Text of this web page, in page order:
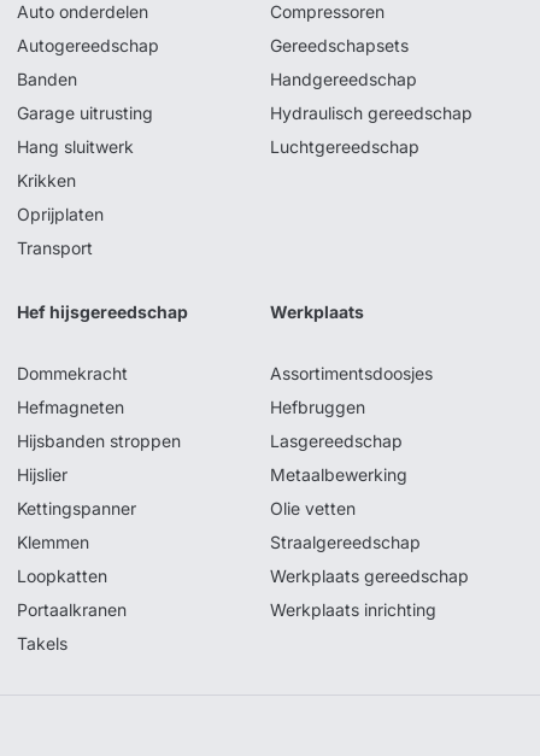
Auto onderdelen
Autogereedschap
Banden
Garage uitrusting
Hang sluitwerk
Krikken
Oprijplaten
Transport
Compressoren
Gereedschapsets
Handgereedschap
Hydraulisch gereedschap
Luchtgereedschap
Hef hijsgereedschap
Dommekracht
Hefmagneten
Hijsbanden stroppen
Hijslier
Kettingspanner
Klemmen
Loopkatten
Portaalkranen
Takels
Werkplaats
Assortimentsdoosjes
Hefbruggen
Lasgereedschap
Metaalbewerking
Olie vetten
Straalgereedschap
Werkplaats gereedschap
Werkplaats inrichting